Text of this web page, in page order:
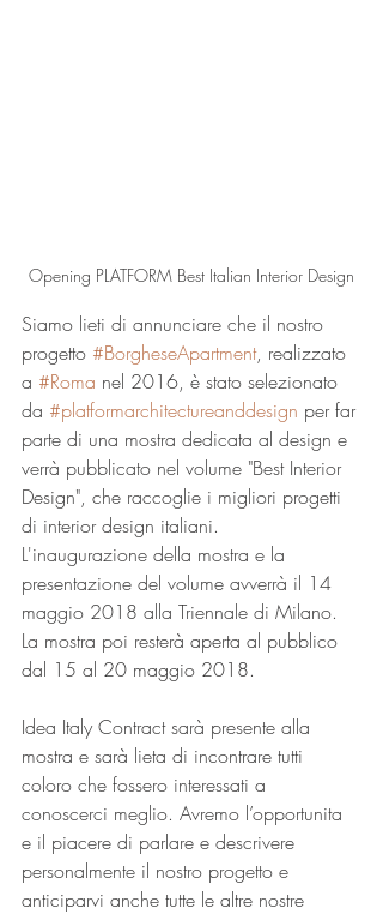
Opening PLATFORM Best Italian Interior Design
Siamo lieti di annunciare che il nostro
progetto #BorgheseApartment, realizzato
a #Roma nel 2016, è stato selezionato
da #platformarchitectureanddesign per far
parte di una mostra dedicata al design e
verrà pubblicato nel volume "Best Interior
Design", che raccoglie i migliori progetti
di interior design italiani.
L'inaugurazione della mostra e la
presentazione del volume avverrà il 14
maggio 2018 alla Triennale di Milano.
La mostra poi resterà aperta al pubblico
dal 15 al 20 maggio 2018.
Idea Italy Contract sarà presente alla
mostra e sarà lieta di incontrare tutti
coloro che fossero interessati a
conoscerci meglio. Avremo l’opportunita
e il piacere di parlare e descrivere
personalmente il nostro progetto e
anticiparvi anche tutte le altre nostre